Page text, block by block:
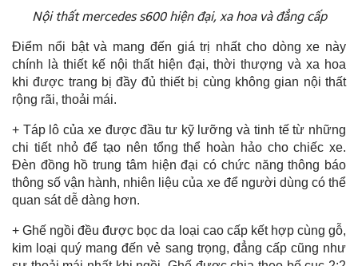
Nội thất mercedes s600 hiện đại, xa hoa và đẳng cấp
Điểm nổi bật và mang đến giá trị nhất cho dòng xe này
chính là thiết kế nội thất hiện đại, thời thượng và xa hoa
khi được trang bị đầy đủ thiết bị cùng không gian nội thất
rộng rãi, thoải mái.
+ Táp lô của xe được đầu tư kỹ lưỡng và tinh tế từ những
chi tiết nhỏ để tạo nên tổng thể hoàn hảo cho chiếc xe.
Đèn đồng hồ trung tâm hiện đại có chức năng thông báo
thông số vận hành, nhiên liệu của xe để người dùng có thể
quan sát dễ dàng hơn.
+ Ghế ngồi đều được bọc da loại cao cấp kết hợp cùng gỗ,
kim loại quý mang đến vẻ sang trọng, đẳng cấp cũng như